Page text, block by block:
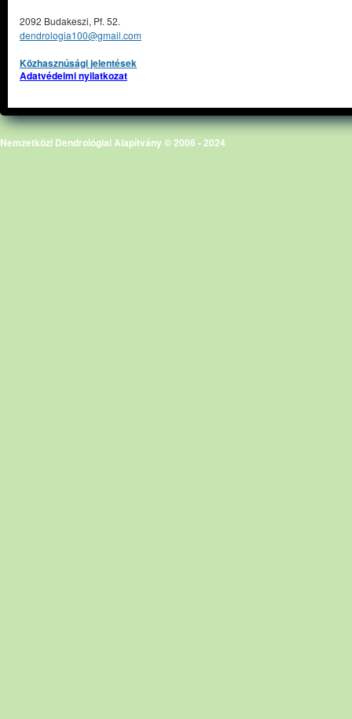
2092 Budakeszi, Pf. 52.
dendrologia100@gmail.com
Közhasznúsági jelentések
Adatvédelmi nyilatkozat
Nemzetközi Dendrológiai Alapítvány © 2006 - 2024